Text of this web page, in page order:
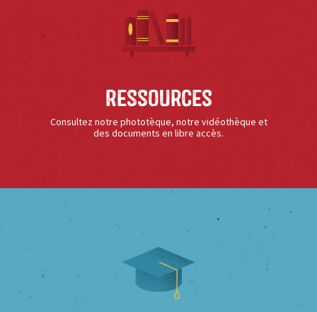
Ressources
Consultez notre phototèque, notre vidéothèque et
des documents en libre accès.